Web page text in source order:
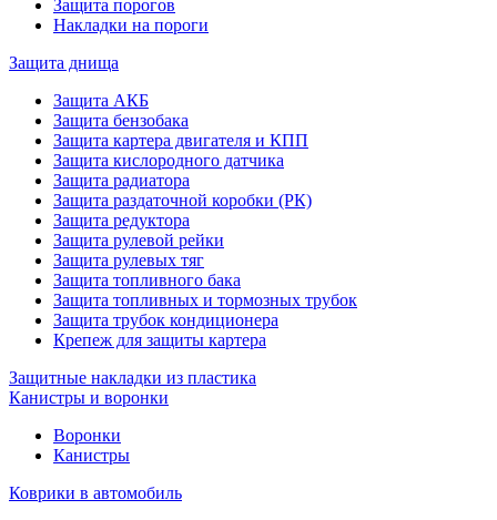
Защита порогов
Накладки на пороги
Защита днища
Защита АКБ
Защита бензобака
Защита картера двигателя и КПП
Защита кислородного датчика
Защита радиатора
Защита раздаточной коробки (РК)
Защита редуктора
Защита рулевой рейки
Защита рулевых тяг
Защита топливного бака
Защита топливных и тормозных трубок
Защита трубок кондиционера
Крепеж для защиты картера
Защитные накладки из пластика
Канистры и воронки
Воронки
Канистры
Коврики в автомобиль